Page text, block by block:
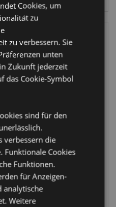
Niedliches
Hündchen 2-in-1
Spitzer &
Radiergummi
STA366
688 auf
Cookies, um
zu
zu verbessern. Sie
unten
Zukunft jederzeit
das Cookie-Symbol
sind für den
verbessern die
Funktionale Cookies
Funktionen.
für Anzeigen-
analytische
Weitere